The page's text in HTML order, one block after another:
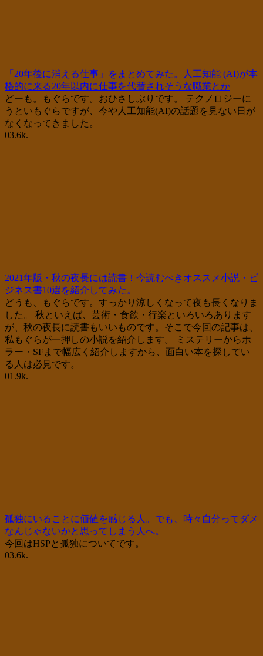
「20年後に消える仕事」をまとめてみた。人工知能 (AI)が本
格的に来る20年以内に仕事を代替されそうな職業とか
どーも。もぐらです。おひさしぶりです。 テクノロジーに
うといもぐらですが、今や人工知能(AI)の話題を見ない日が
なくなってきました。
03.6k.
2021年版・秋の夜長には読書！今読むべきオススメ小説・ビ
ジネス書10選を紹介してみた。
どうも、もぐらです。すっかり涼しくなって夜も長くなりま
した。 秋といえば、芸術・食欲・行楽といろいろあります
が、秋の夜長に読書もいいものです。そこで今回の記事は、
私もぐらが一押しの小説を紹介します。 ミステリーからホ
ラー・SFまで幅広く紹介しますから、面白い本を探してい
る人は必見です。
01.9k.
孤独にいることに価値を感じる人。でも、時々自分ってダメ
なんじゃないかと思ってしまう人へ。
今回はHSPと孤独についてです。
03.6k.